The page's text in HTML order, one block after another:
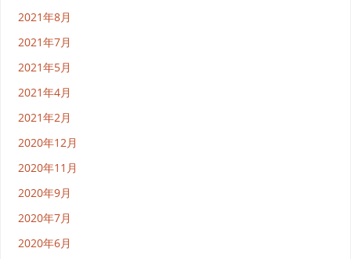
2021年8月
2021年7月
2021年5月
2021年4月
2021年2月
2020年12月
2020年11月
2020年9月
2020年7月
2020年6月